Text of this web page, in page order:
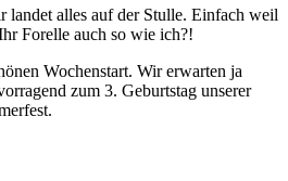
landet alles auf der Stulle. Einfach weil
Forelle auch so wie ich?!
Wochenstart. Wir erwarten ja
zum 3. Geburtstag unserer